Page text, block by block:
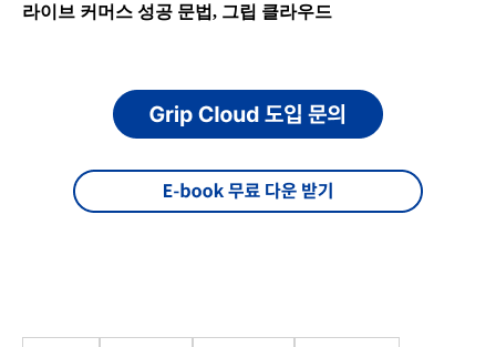
라이브 커머스 성공 문법, 그립 클라우드